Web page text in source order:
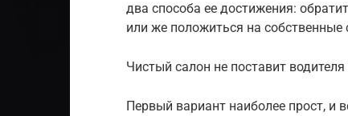
два способа ее достижения:
или же положиться на собственные
Чистый салон не поставит
Первый вариант наиболее прост, и